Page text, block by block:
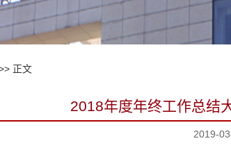
正文
2018年度年终工作总结
2019-